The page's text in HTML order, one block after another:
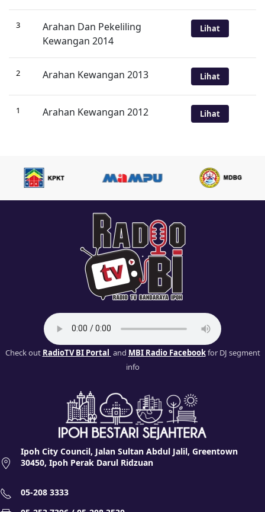
3
Arahan Dan Pekeliling
Kewangan 2014
Lihat
2 Arahan Kewangan 2013 Lihat
1 Arahan Kewangan 2012 Lihat
Check out RadioTV BI Portal and MBI Radio Facebookfor DJ segment
info
Ipoh City Council, Jalan Sultan Abdul Jalil, Greentown
30450, Ipoh Perak Darul Ridzuan
05-208 3333